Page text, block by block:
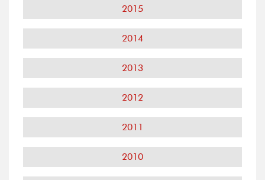
2015
2014
2013
2012
2011
2010